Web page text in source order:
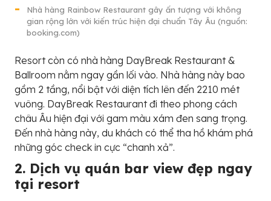
Nhà hàng Rainbow Restaurant gây ấn tượng với không
gian rộng lớn với kiến trúc hiện đại chuẩn Tây Âu (nguồn:
booking.com)
Resort còn có nhà hàng DayBreak Restaurant &
Ballroom nằm ngay gần lối vào. Nhà hàng này bao
gồm 2 tầng, nổi bật với diện tích lên đến 2210 mét
vuông. DayBreak Restaurant đi theo phong cách
châu Âu hiện đại với gam màu xám đen sang trọng.
Đến nhà hàng này, du khách có thể tha hồ khám phá
những góc check in cực “chanh xả”.
2. Dịch vụ quán bar view đẹp ngay
tại resort